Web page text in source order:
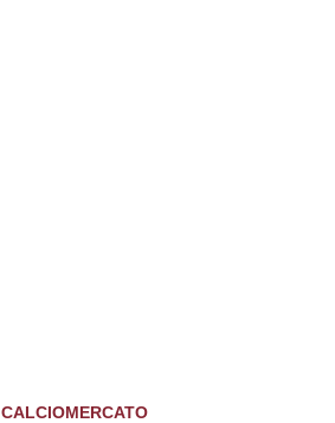
CALCIOMERCATO